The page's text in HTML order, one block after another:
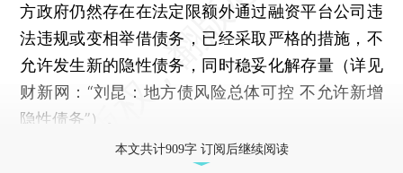
方政府仍然存在在法定限额外通过融资平台公司违
法违规或变相举借债务，已经采取严格的措施，不
允许发生新的隐性债务，同时稳妥化解存量（详见
财新网：“刘昆：地方债风险总体可控 不允许新增
隐性债务”）。
本文共计909字 订阅后继续阅读